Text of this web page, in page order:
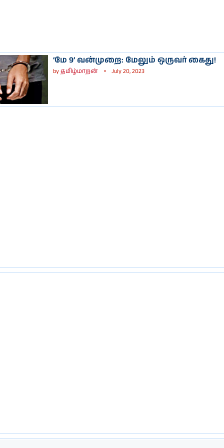
‘மே 9’ வன்முறை: மேலும் ஒருவர் கைது!
byதமிழ்மாறன் July 20, 2023